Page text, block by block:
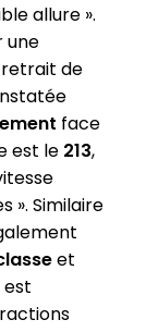
allure ».
une
retrait de
face
est le 213,
». Similaire
et
est